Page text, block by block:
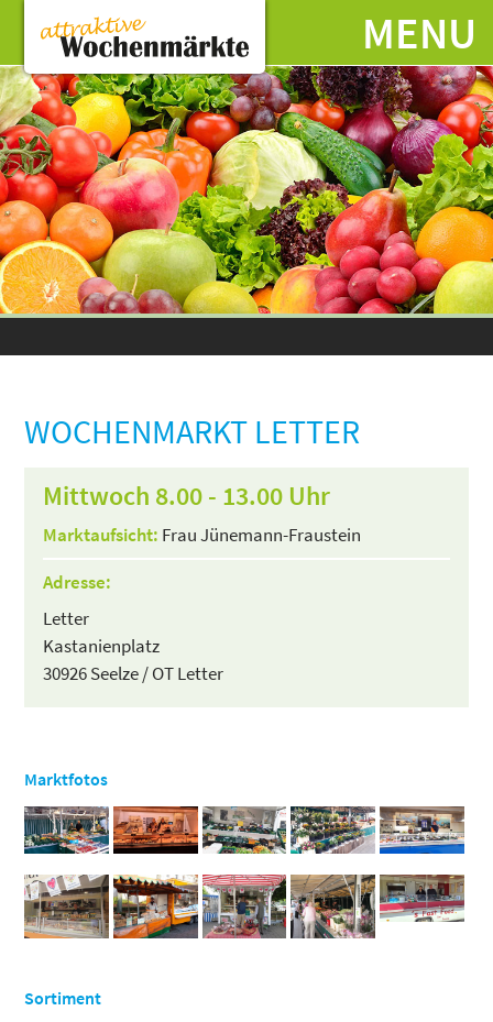
MENU
WOCHENMARKT LETTER
Adresse:
Letter
Kastanienplatz
30926 Seelze / OT Letter
Mittwoch 8.00 - 13.00 Uhr
Marktaufsicht: Frau Jünemann-Fraustein
Marktfotos
Sortiment